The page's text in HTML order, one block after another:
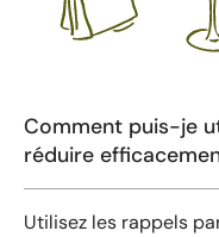
Comment puis-je
réduire
Utilisez les rappels